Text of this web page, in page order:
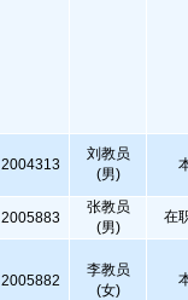
2004313
刘教员
(男)
2005883
张教员
(男)
在
2005882
李教员
(女)